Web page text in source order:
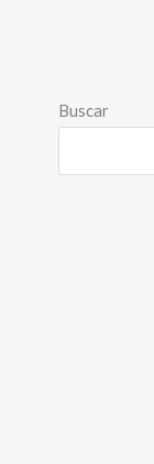
Buscar